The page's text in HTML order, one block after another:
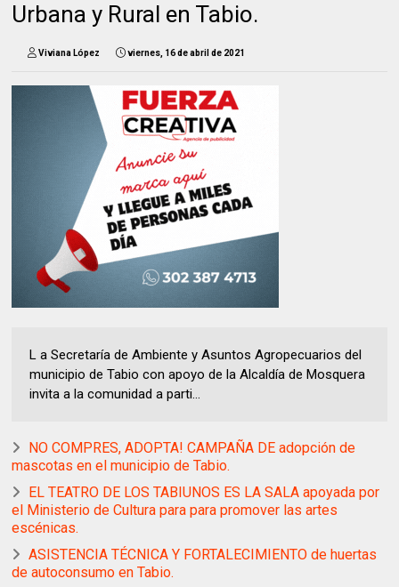
Urbana y Rural en Tabio.
Viviana López viernes, 16 de abril de 2021
L a Secretaría de Ambiente y Asuntos Agropecuarios del
municipio de Tabio con apoyo de la Alcaldía de Mosquera
invita a la comunidad a parti...
NO COMPRES, ADOPTA! CAMPAÑA DE adopción de
mascotas en el municipio de Tabio.
EL TEATRO DE LOS TABIUNOS ES LA SALA apoyada por
el Ministerio de Cultura para para promover las artes
escénicas.
ASISTENCIA TÉCNICA Y FORTALECIMIENTO de huertas
de autoconsumo en Tabio.